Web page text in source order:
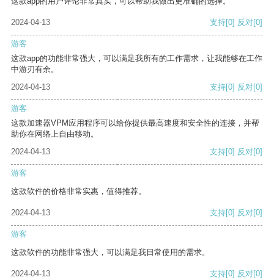
2024-04-13 支持[0] 反对[0]
游客
这款app的功能非常强大，可以满足我所有的工作需求，让我能够在工作
中游刃有余。
2024-04-13
支持[0] 反对[0]
游客
这款加速器VPM应用程序可以给你提供最高速度和安全性的连接，并帮
助你在网络上自由移动。
2024-04-13
支持[0] 反对[0]
游客
这款软件的价格非常实惠，值得推荐。
2024-04-13 支持[0] 反对[0]
游客
这款软件的功能非常强大，可以满足我日常使用的需求。
2024-04-13 支持[0] 反对[0]